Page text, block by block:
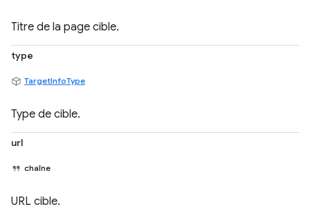
Titre de la page cible.
type
TargetInfoType
Type de cible.
url
chaîne
URL cible.